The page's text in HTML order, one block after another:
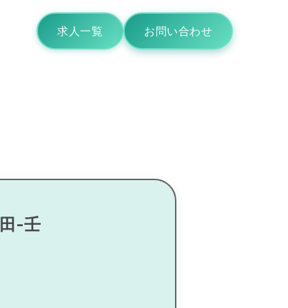
求人一覧 お問い合わせ
-壬